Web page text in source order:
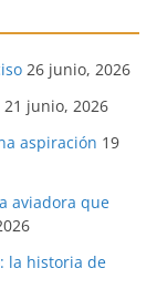
26 junio, 2026
21 junio, 2026
aspiración 19
aviadora que
la historia de